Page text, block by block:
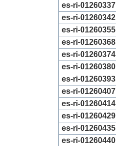
es-ri-01260337
es-ri-01260342
es-ri-01260355
es-ri-01260368
es-ri-01260374
es-ri-01260380
es-ri-01260393
es-ri-01260407
es-ri-01260414
es-ri-01260429
es-ri-01260435
es-ri-01260440